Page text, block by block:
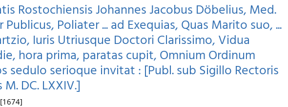
Rostochiensis Johannes Jacobus Döbelius, Med.
Poliater ... ad Exequias, Quas Marito suo, ...
Iuris Utriusque Doctori Clarissimo, Vidua
hora prima, paratas cupit, Omnium Ordinum
sedulo serioque invitat : [Publ. sub Sigillo Rectoris
DC. LXXIV.]